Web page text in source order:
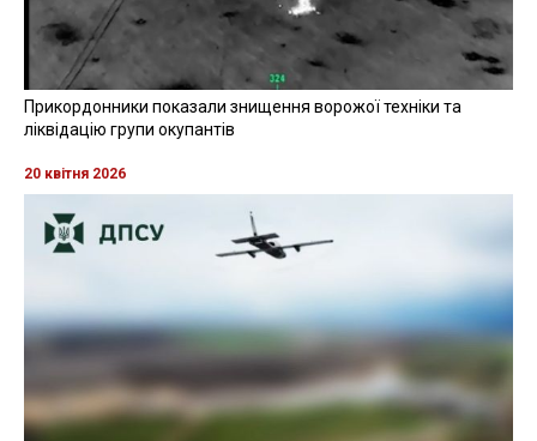
Прикордонники показали знищення ворожої техніки та
ліквідацію групи окупантів
20 квітня 2026